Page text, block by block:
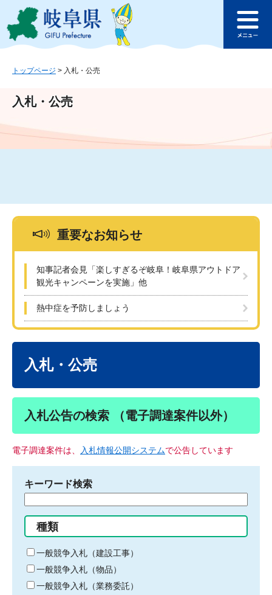
ジ
ュ
文
このページの本文へ
ュ
トップページ > 入札・公売
入札・公売
重要なお知らせ
知事記者会見「楽しすぎるぞ岐阜！岐阜県アウトドア
観光キャンペーンを実施」他
熱中症を予防しましょう
入札・公売
入札公告の検索 （電子調達案件以外）
電子調達案件は、 入札情報公開システムで公告しています
キーワード検索
る
キ
ー
ワ
ー
種類
一般競争入札（建設工事）
一般競争入札（物品）
一般競争入札（業務委託）